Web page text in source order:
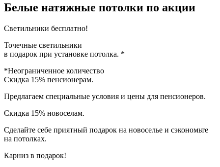
Белые натяжные потолки по акции
Светильники бесплатно!
Точечные светильники
в подарок при установке потолка. *
*Неограниченное количество
Скидка 15% пенсионерам.
Предлагаем специальные условия и цены для пенсионеров.
Скидка 15% новоселам.
Сделайте себе приятный подарок на новоселье и сэкономьте
на потолках.
Карниз в подарок!